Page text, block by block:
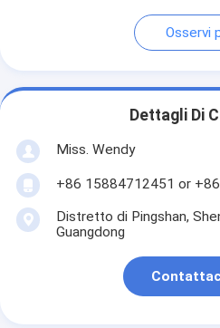
Osservi
Dettagli Di
Miss. Wendy
+86 15884712451 or
Distretto di Pingshan,
Guangdong